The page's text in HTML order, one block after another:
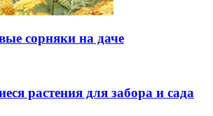
сорняки на даче
растения для забора и сада